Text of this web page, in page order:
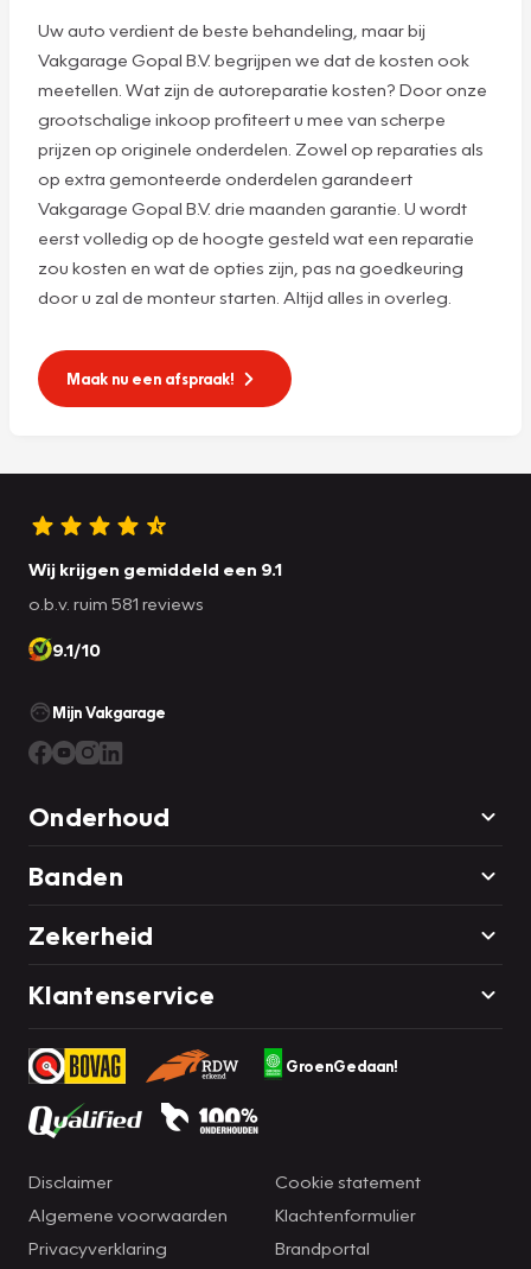
Uw auto verdient de beste behandeling, maar bij
Vakgarage Gopal B.V. begrijpen we dat de kosten ook
meetellen. Wat zijn de autoreparatie kosten? Door onze
grootschalige inkoop profiteert u mee van scherpe
prijzen op originele onderdelen. Zowel op reparaties als
op extra gemonteerde onderdelen garandeert
Vakgarage Gopal B.V. drie maanden garantie. U wordt
eerst volledig op de hoogte gesteld wat een reparatie
zou kosten en wat de opties zijn, pas na goedkeuring
door u zal de monteur starten. Altijd alles in overleg.
Maak nu een afspraak!
Wij krijgen gemiddeld een 9.1
o.b.v. ruim 581 reviews
9.1/10
Mijn Vakgarage
Onderhoud
Banden
Zekerheid
Klantenservice
GroenGedaan!
Disclaimer
Algemene voorwaarden
Privacyverklaring
Cookie statement
Klachtenformulier
Brandportal